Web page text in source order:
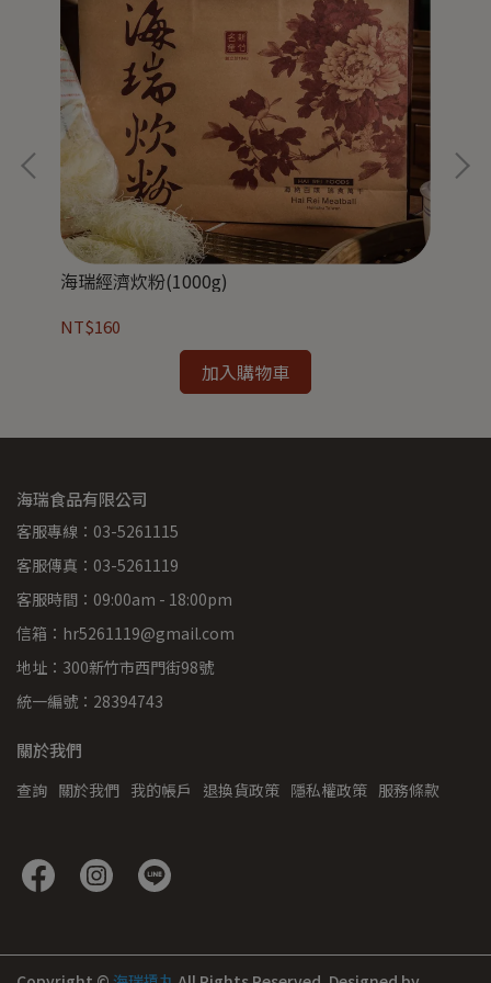
海瑞經濟炊粉(1000g)
NT$160
加入購物車
海瑞食品有限公司
客服專線：03-5261115
客服傳真：03-5261119
客服時間：09:00am - 18:00pm
信箱：hr5261119@gmail.com
地址：300新竹市西門街98號
統一編號：28394743
關於我們
查詢 關於我們 我的帳戶 退換貨政策 隱私權政策 服務條款